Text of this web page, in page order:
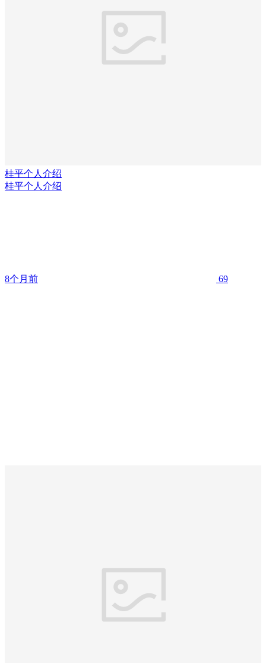
桂平个人介绍
桂平个人介绍
8个月前 69